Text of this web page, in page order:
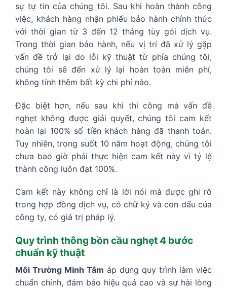
sự tự tin của chúng tôi. Sau khi hoàn thành công
việc, khách hàng nhận phiếu bảo hành chính thức
với thời gian từ 3 đến 12 tháng tùy gói dịch vụ.
Trong thời gian bảo hành, nếu vị trí đã xử lý gặp
vấn đề trở lại do lỗi kỹ thuật từ phía chúng tôi,
chúng tôi sẽ đến xử lý lại hoàn toàn miễn phí,
không tính thêm bất kỳ chi phí nào.
Đặc biệt hơn, nếu sau khi thi công mà vấn đề
nghẹt không được giải quyết, chúng tôi cam kết
hoàn lại 100% số tiền khách hàng đã thanh toán.
Tuy nhiên, trong suốt 10 năm hoạt động, chúng tôi
chưa bao giờ phải thực hiện cam kết này vì tỷ lệ
thành công luôn đạt 100%.
Cam kết này không chỉ là lời nói mà được ghi rõ
trong hợp đồng dịch vụ, có chữ ký và con dấu của
công ty, có giá trị pháp lý.
Quy trình thông bồn cầu nghẹt 4 bước
chuẩn kỹ thuật
Môi Trường Minh Tâm áp dụng quy trình làm việc
chuẩn chỉnh, đảm bảo hiệu quả cao và sự hài lòng